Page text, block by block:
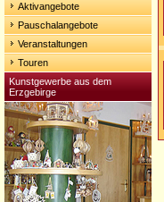
Aktivangebote
Pauschalangebote
Veranstaltungen
Touren
Kunstgewerbe aus dem
Erzgebirge